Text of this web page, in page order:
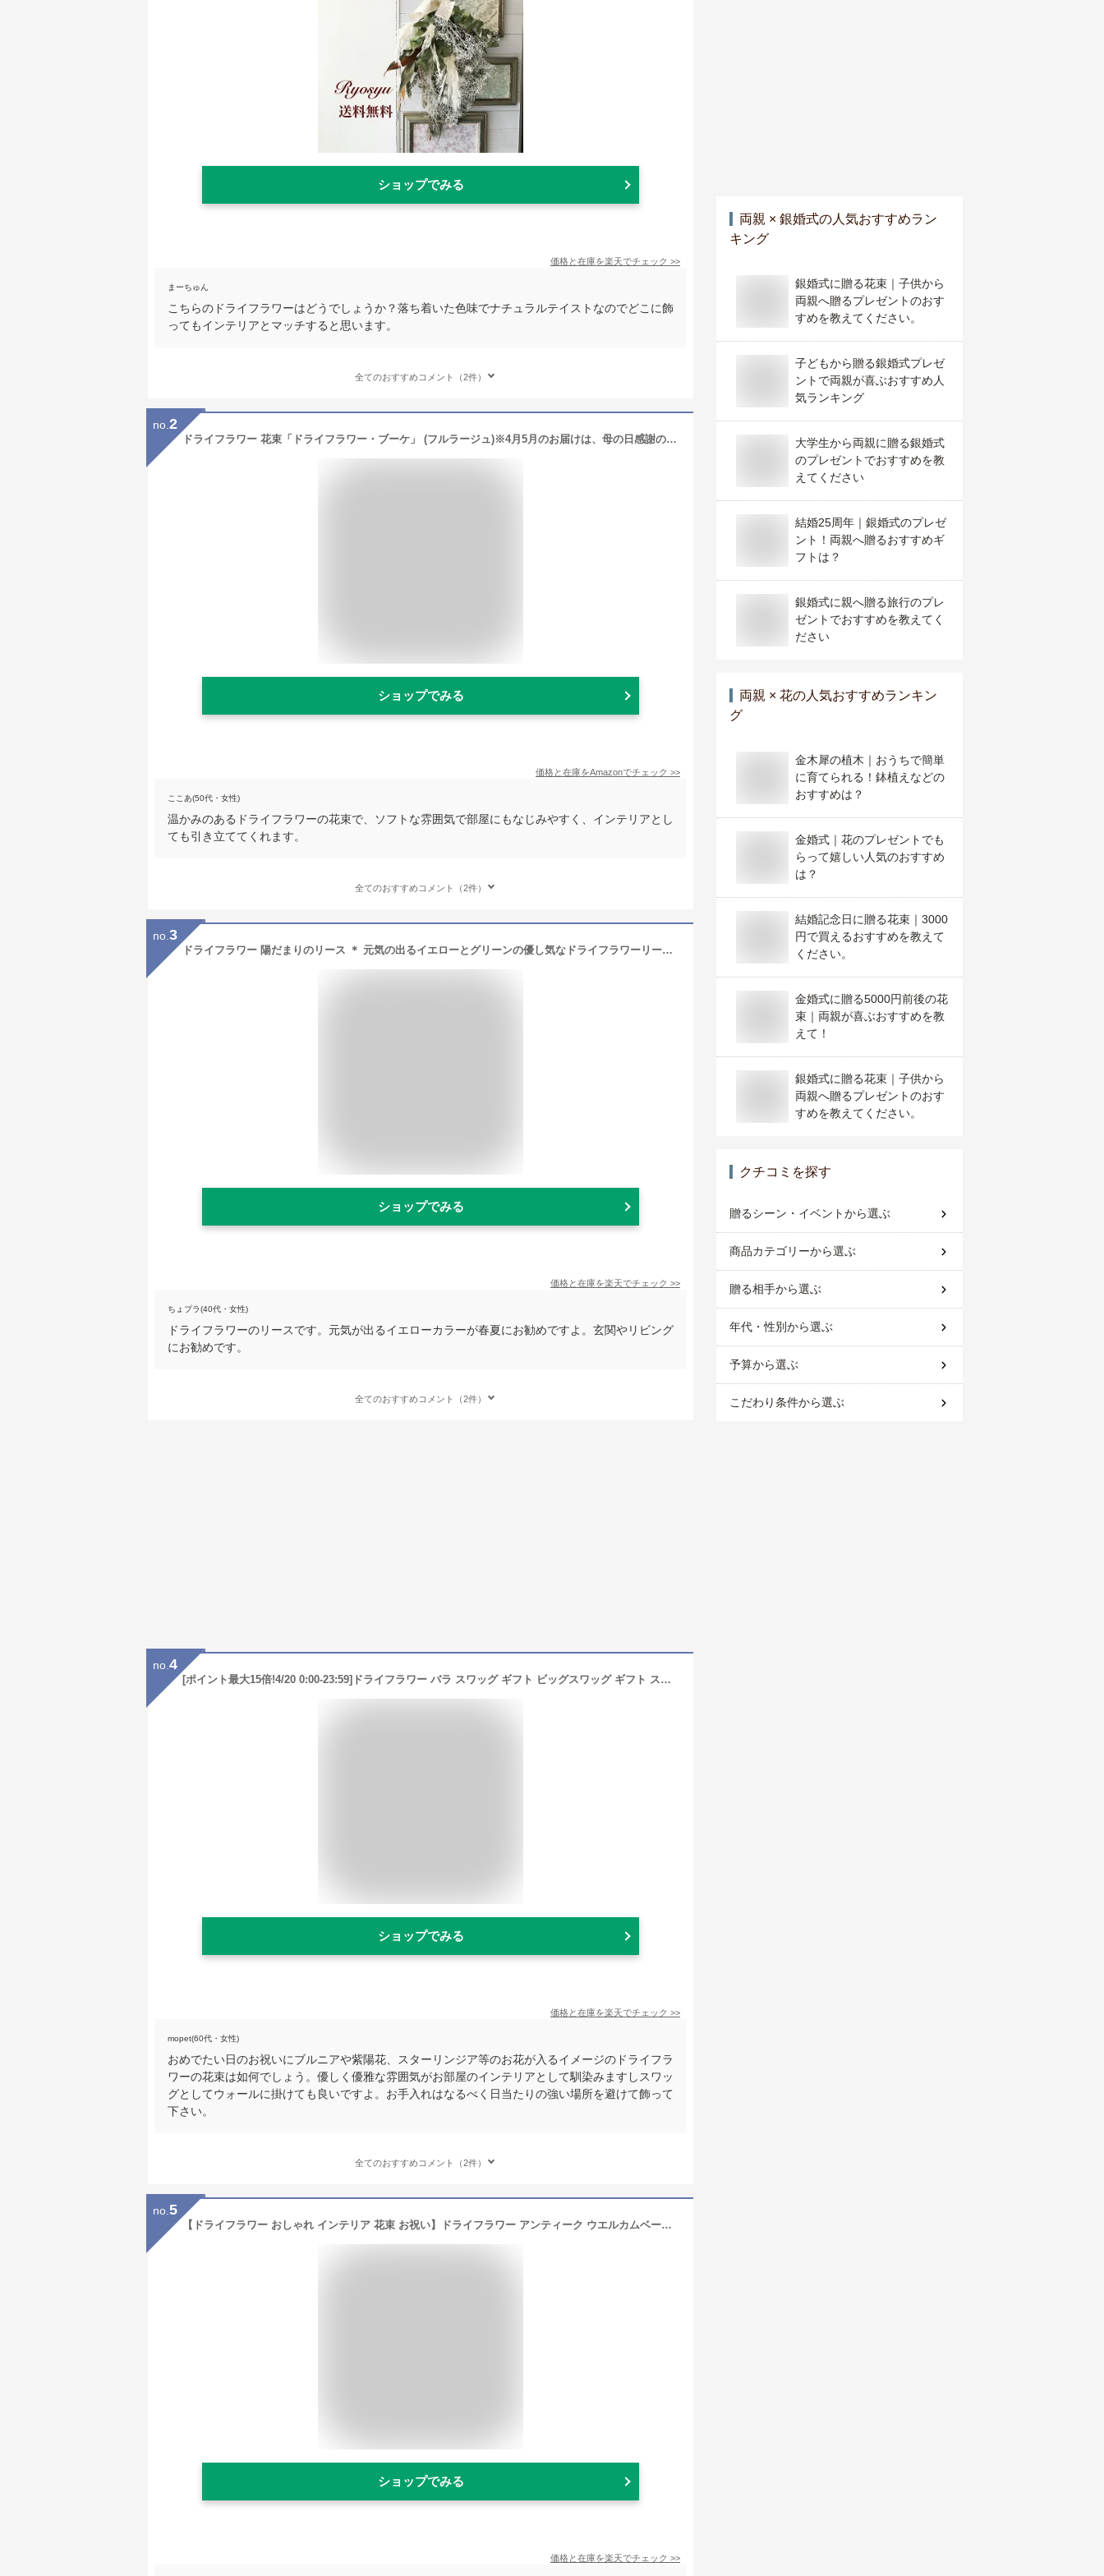
ショップでみる
価格と在庫を楽天でチェック >>
まーちゅん
こちらのドライフラワーはどうでしょうか？落ち着いた色味でナチュラルテイストなのでどこに飾
ってもインテリアとマッチすると思います。
全てのおすすめコメント（2件）
no. 2
ドライフラワー 花束「ドライフラワー・ブーケ」 (フルラージュ)※4月5月のお届けは、母の日感謝のカーネーション1本入り※
ショップでみる
価格と在庫をAmazonでチェック >>
ここあ(50代・女性)
温かみのあるドライフラワーの花束で、ソフトな雰囲気で部屋にもなじみやすく、インテリアとし
ても引き立ててくれます。
全てのおすすめコメント（2件）
no. 3
ドライフラワー 陽だまりのリース ＊ 元気の出るイエローとグリーンの優し気なドライフラワーリース ◆ お祝い 誕生日 お礼 ホワイトデー プレゼント 母の日 花束贈呈 ウェディング ウェルカムリース ギフト インテリア ナチュラル
ショップでみる
価格と在庫を楽天でチェック >>
ちょプラ(40代・女性)
ドライフラワーのリースです。元気が出るイエローカラーが春夏にお勧めですよ。玄関やリビング
にお勧めです。
全てのおすすめコメント（2件）
no. 4
[ポイント最大15倍!4/20 0:00-23:59]ドライフラワー バラ スワッグ ギフト ビッグスワッグ ギフト スワッグ 花束 花 ドライ ブーケ ナチュラル 女性 誕生日 お祝い 花 新築祝い 豪華 華やか 結婚祝い 女友達 メッセージ 大きい 母の日 2022 プレゼント 花
ショップでみる
価格と在庫を楽天でチェック >>
mopet(60代・女性)
おめでたい日のお祝いにブルニアや紫陽花、スターリンジア等のお花が入るイメージのドライフラ
ワーの花束は如何でしょう。優しく優雅な雰囲気がお部屋のインテリアとして馴染みますしスワッ
グとしてウォールに掛けても良いですよ。お手入れはなるべく日当たりの強い場所を避けて飾って
下さい。
全てのおすすめコメント（2件）
no. 5
【ドライフラワー おしゃれ インテリア 花束 お祝い】ドライフラワー アンティーク ウエルカムベース 花束 プレゼント デコレーションフラワー 開店祝 美容室 サロン お祝い 新築祝 PLAN O プランオー オシャレ インテリア リビング 玄関 キッチン ドライフラワー ブーケ
ショップでみる
価格と在庫を楽天でチェック >>
両親 × 銀婚式の人気おすすめラン
キング
銀婚式に贈る花束｜子供から
両親へ贈るプレゼントのおす
すめを教えてください。
子どもから贈る銀婚式プレゼ
ントで両親が喜ぶおすすめ人
気ランキング
大学生から両親に贈る銀婚式
のプレゼントでおすすめを教
えてください
結婚25周年｜銀婚式のプレゼ
ント！両親へ贈るおすすめギ
フトは？
銀婚式に親へ贈る旅行のプレ
ゼントでおすすめを教えてく
ださい
両親 × 花の人気おすすめランキン
グ
金木犀の植木｜おうちで簡単
に育てられる！鉢植えなどの
おすすめは？
金婚式｜花のプレゼントでも
らって嬉しい人気のおすすめ
は？
結婚記念日に贈る花束｜3000
円で買えるおすすめを教えて
ください。
金婚式に贈る5000円前後の花
束｜両親が喜ぶおすすめを教
えて！
銀婚式に贈る花束｜子供から
両親へ贈るプレゼントのおす
すめを教えてください。
クチコミを探す
贈るシーン・イベントから選ぶ
商品カテゴリーから選ぶ
贈る相手から選ぶ
年代・性別から選ぶ
予算から選ぶ
こだわり条件から選ぶ